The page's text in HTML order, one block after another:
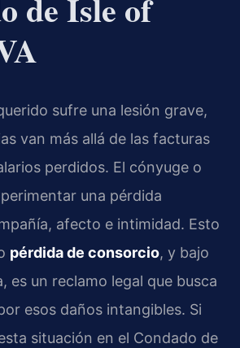
de Isle of
sufre una lesión grave,
van más allá de las facturas
perdidos. El cónyuge o
una pérdida
afecto e intimidad. Esto
pérdida de consorcio, y bajo
es un reclamo legal que busca
esos daños intangibles. Si
situación en el Condado de